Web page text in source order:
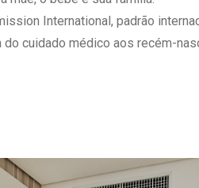
Quem Somos
Responsabilidade Ambiental
International, padrão
do cuidado médico aos recém-